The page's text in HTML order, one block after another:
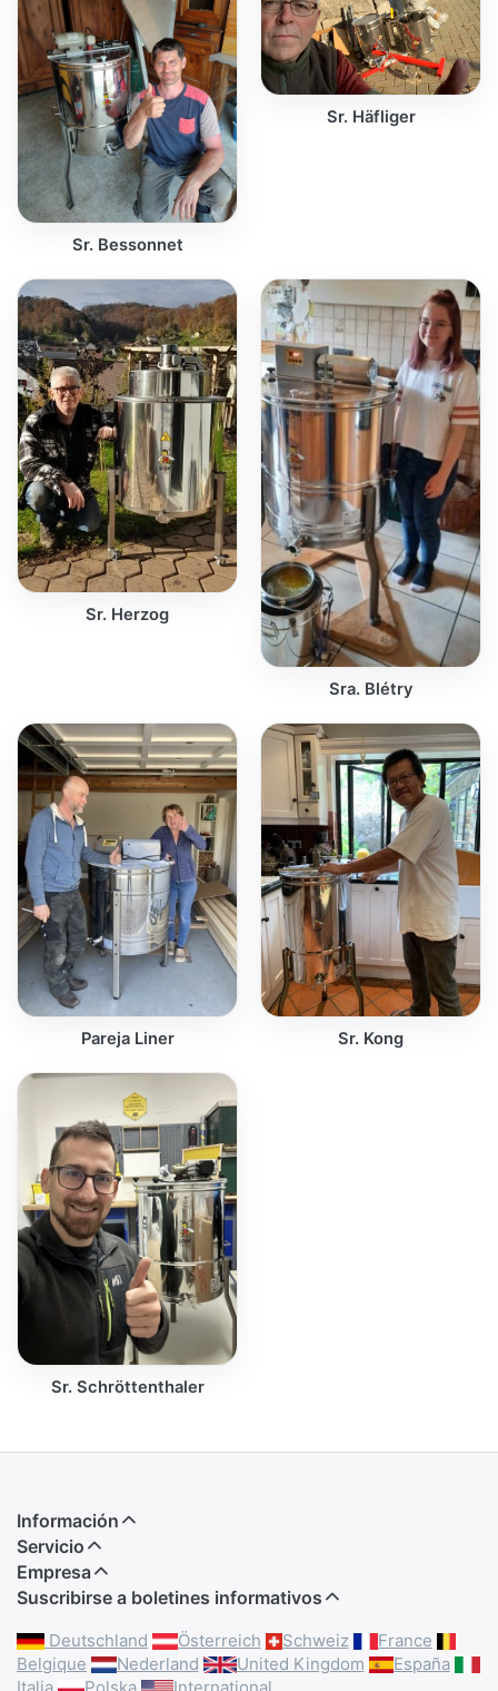
Sr. Bessonnet
Sr. Häfliger
Sr. Herzog
Sra. Blétry
Pareja Liner Sr. Kong
Sr. Schröttenthaler
Información
Servicio
Empresa
Suscribirse a boletines informativos
Deutschland Österreich Schweiz
France
Belgique
Nederland United Kingdom
España